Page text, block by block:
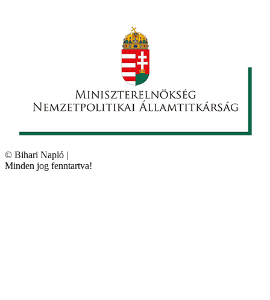
© Bihari Napló |
Minden jog fenntartva!